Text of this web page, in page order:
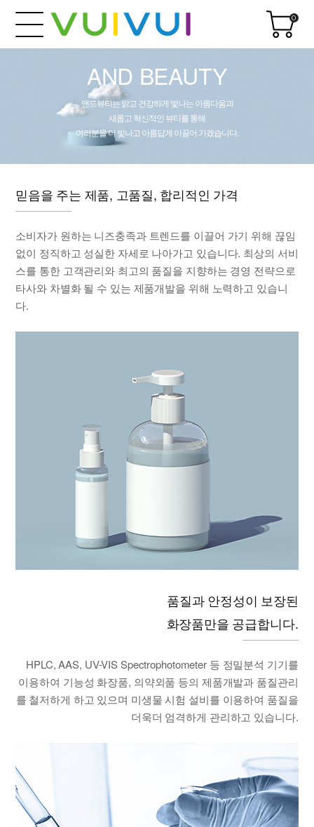
0
AND BEAUTY
앤드뷰티는 맑고 건강하게 빛나는 아름다움과
새롭고 혁신적인 뷰티를 통해
여러분을 더 빛나고 아름답게 이끌어 가겠습니다.
믿음을 주는 제품, 고품질, 합리적인 가격
소비자가 원하는 니즈충족과 트렌드를 이끌어 가기 위해 끊임
없이 정직하고 성실한 자세로 나아가고 있습니다. 최상의 서비
스를 통한 고객관리와 최고의 품질을 지향하는 경영 전략으로
타사와 차별화 될 수 있는 제품개발을 위해 노력하고 있습니
다.
품질과 안정성이 보장된
화장품만을 공급합니다.
HPLC, AAS, UV-VIS Spectrophotometer 등 정밀분석 기기를
이용하여 기능성 화장품, 의약외품 등의 제품개발과 품질관리
를 철저하게 하고 있으며 미생물 시험 설비를 이용하여 품질을
더욱더 엄격하게 관리하고 있습니다.